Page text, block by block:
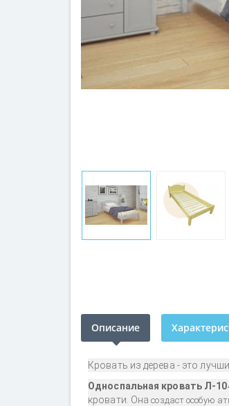
Описание
Кровать из дерева - это
Односпальная кровать Л-
кровати. Она создаст особую